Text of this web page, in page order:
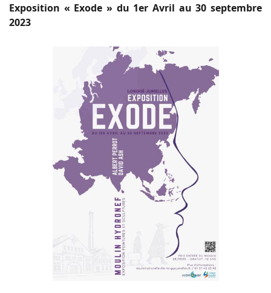
Exposition « Exode » du 1er Avril au 30 septembre
2023